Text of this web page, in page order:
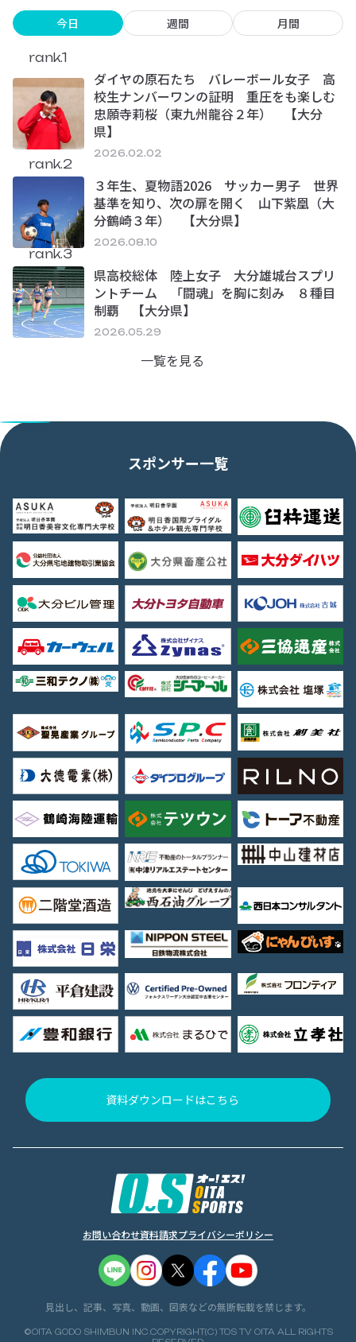
今日 週間 月間
rank.1
ダイヤの原石たち バレーボール女子 高
校生ナンバーワンの証明 重圧をも楽しむ
忠願寺莉桜（東九州龍谷２年） 【大分
県】
2026.02.02
rank.2
３年生、夏物語2026 サッカー男子 世界
基準を知り、次の扉を開く 山下紫凰（大
分鶴崎３年） 【大分県】
2026.08.10
rank.3
県高校総体 陸上女子 大分雄城台スプリ
ントチーム 「闘魂」を胸に刻み ８種目
制覇 【大分県】
2026.05.29
一覧を見る
スポンサー一覧
資料ダウンロードはこちら
お問い合わせ資料請求プライバシーポリシー
見出し、記事、写真、動画、図表などの無断転載を禁じます。
©OITA GODO SHIMBUN INC.COPYRIGHT(C) TOS TV OITA ALL RIGHTS